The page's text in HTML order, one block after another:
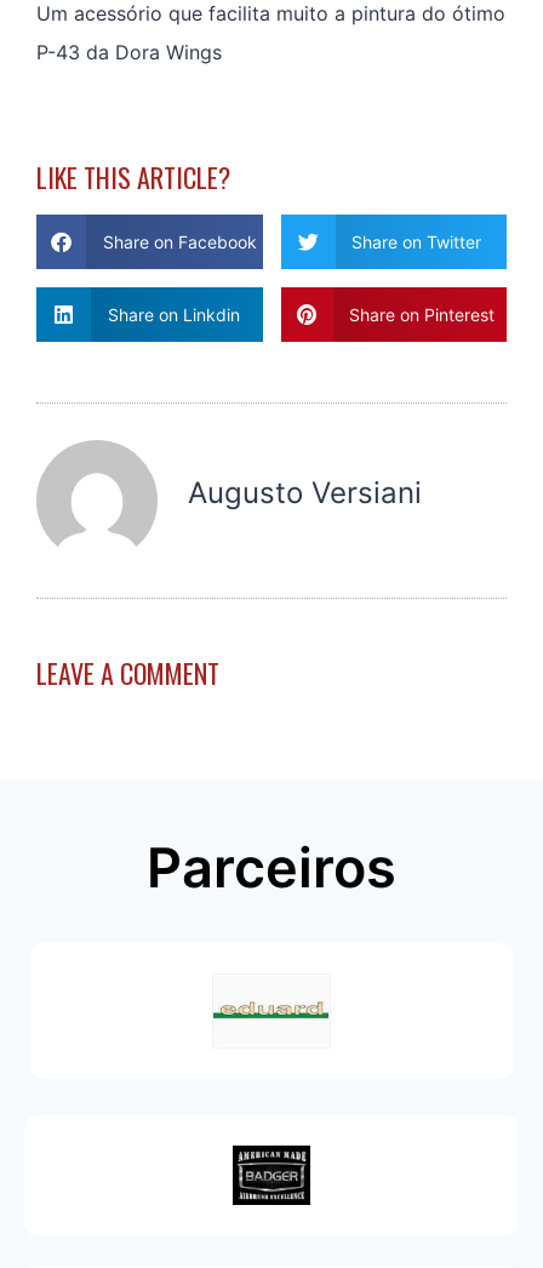
Um acessório que facilita muito a pintura do ótimo
P-43 da Dora Wings
LIKE THIS ARTICLE?
Share on Facebook Share on Twitter
Share on Linkdin Share on Pinterest
Augusto Versiani
LEAVE A COMMENT
Parceiros